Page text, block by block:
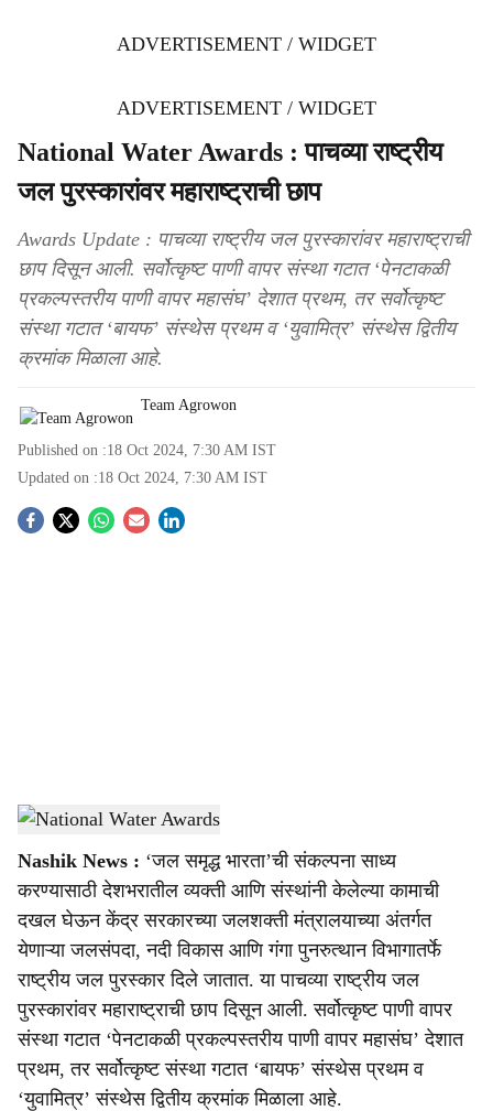
ADVERTISEMENT / WIDGET
ADVERTISEMENT / WIDGET
National Water Awards : पाचव्या राष्ट्रीय
जल पुरस्कारांवर महाराष्ट्राची छाप
Awards Update : पाचव्या राष्ट्रीय जल पुरस्कारांवर महाराष्ट्राची
छाप दिसून आली. सर्वोत्कृष्ट पाणी वापर संस्था गटात ‘पेनटाकळी
प्रकल्पस्तरीय पाणी वापर महासंघ’ देशात प्रथम, तर सर्वोत्कृष्ट
संस्था गटात ‘बायफ’ संस्थेस प्रथम व ‘युवामित्र’ संस्थेस द्वितीय
क्रमांक मिळाला आहे.
Team Agrowon
Published on :18 Oct 2024, 7:30 AM IST
Updated on :18 Oct 2024, 7:30 AM IST
S
a
r
e
National Water Awards-Agrowon
Nashik News : ‘जल समृद्ध भारता’ची संकल्पना साध्य
करण्यासाठी देशभरातील व्यक्ती आणि संस्थांनी केलेल्या कामाची
दखल घेऊन केंद्र सरकारच्या जलशक्ती मंत्रालयाच्या अंतर्गत
येणाऱ्या जलसंपदा, नदी विकास आणि गंगा पुनरुत्थान विभागातर्फे
राष्ट्रीय जल पुरस्कार दिले जातात. या पाचव्या राष्ट्रीय जल
पुरस्कारांवर महाराष्ट्राची छाप दिसून आली. सर्वोत्कृष्ट पाणी वापर
संस्था गटात ‘पेनटाकळी प्रकल्पस्तरीय पाणी वापर महासंघ’ देशात
प्रथम, तर सर्वोत्कृष्ट संस्था गटात ‘बायफ’ संस्थेस प्रथम व
‘युवामित्र’ संस्थेस द्वितीय क्रमांक मिळाला आहे.